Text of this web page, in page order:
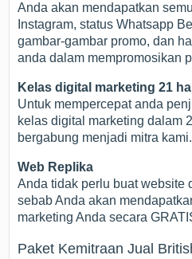
Anda akan mendapatkan
Instagram, status Whatsapp
gambar-gambar promo, dan
anda dalam mempromosikan
Kelas digital marketing 21
Untuk mempercepat anda
kelas digital marketing dalam
bergabung menjadi mitra kami.
Web Replika
Anda tidak perlu buat website
sebab Anda akan
marketing Anda secara
Paket Kemitraan Jual